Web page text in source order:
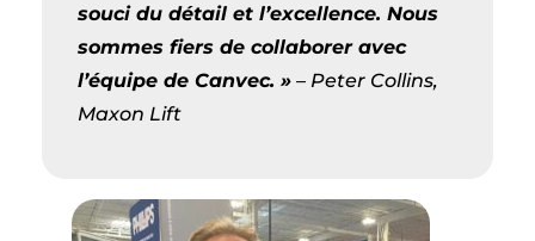
souci du détail et l’excellence. Nous
sommes fiers de collaborer avec
l’équipe de Canvec. » – Peter Collins,
Maxon Lift